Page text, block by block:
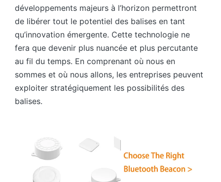
développements majeurs à l’horizon permettront
de libérer tout le potentiel des balises en tant
qu’innovation émergente. Cette technologie ne
fera que devenir plus nuancée et plus percutante
au fil du temps. En comprenant où nous en
sommes et où nous allons, les entreprises peuvent
exploiter stratégiquement les possibilités des
balises.